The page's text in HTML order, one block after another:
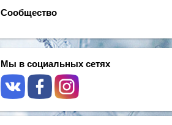
Сообщество
Мы в социальных сетях